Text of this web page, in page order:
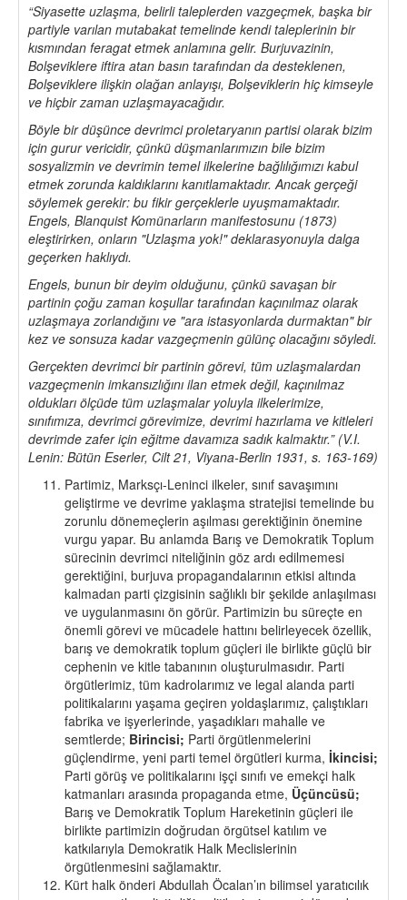
“Siyasette uzlaşma, belirli taleplerden vazgeçmek, başka bir
partiyle varılan mutabakat temelinde kendi taleplerinin bir
kısmından feragat etmek anlamına gelir. Burjuvazinin,
Bolşeviklere iftira atan basın tarafından da desteklenen,
Bolşeviklere ilişkin olağan anlayışı, Bolşeviklerin hiç kimseyle
ve hiçbir zaman uzlaşmayacağıdır.
Böyle bir düşünce devrimci proletaryanın partisi olarak bizim
için gurur vericidir, çünkü düşmanlarımızın bile bizim
sosyalizmin ve devrimin temel ilkelerine bağlılığımızı kabul
etmek zorunda kaldıklarını kanıtlamaktadır. Ancak gerçeği
söylemek gerekir: bu fikir gerçeklerle uyuşmamaktadır.
Engels, Blanquist Komünarların manifestosunu (1873)
eleştirirken, onların "Uzlaşma yok!" deklarasyonuyla dalga
geçerken haklıydı.
Engels, bunun bir deyim olduğunu, çünkü savaşan bir
partinin çoğu zaman koşullar tarafından kaçınılmaz olarak
uzlaşmaya zorlandığını ve "ara istasyonlarda durmaktan" bir
kez ve sonsuza kadar vazgeçmenin gülünç olacağını söyledi.
Gerçekten devrimci bir partinin görevi, tüm uzlaşmalardan
vazgeçmenin imkansızlığını ilan etmek değil, kaçınılmaz
oldukları ölçüde tüm uzlaşmalar yoluyla ilkelerimize,
sınıfımıza, devrimci görevimize, devrimi hazırlama ve kitleleri
devrimde zafer için eğitme davamıza sadık kalmaktır.” (V.I.
Lenin: Bütün Eserler, Cilt 21, Viyana-Berlin 1931, s. 163-169)
Partimiz, Marksçı-Leninci ilkeler, sınıf savaşımını
geliştirme ve devrime yaklaşma stratejisi temelinde bu
zorunlu dönemeçlerin aşılması gerektiğinin önemine
vurgu yapar. Bu anlamda Barış ve Demokratik Toplum
sürecinin devrimci niteliğinin göz ardı edilmemesi
gerektiğini, burjuva propagandalarının etkisi altında
kalmadan parti çizgisinin sağlıklı bir şekilde anlaşılması
ve uygulanmasını ön görür. Partimizin bu süreçte en
önemli görevi ve mücadele hattını belirleyecek özellik,
barış ve demokratik toplum güçleri ile birlikte güçlü bir
cephenin ve kitle tabanının oluşturulmasıdır. Parti
örgütlerimiz, tüm kadrolarımız ve legal alanda parti
politikalarını yaşama geçiren yoldaşlarımız, çalıştıkları
fabrika ve işyerlerinde, yaşadıkları mahalle ve
semtlerde; Birincisi; Parti örgütlenmelerini
güçlendirme, yeni parti temel örgütleri kurma, İkincisi;
Parti görüş ve politikalarını işçi sınıfı ve emekçi halk
katmanları arasında propaganda etme, Üçüncüsü;
Barış ve Demokratik Toplum Hareketinin güçleri ile
birlikte partimizin doğrudan örgütsel katılım ve
katkılarıyla Demokratik Halk Meclislerinin
örgütlenmesini sağlamaktır.
Kürt halk önderi Abdullah Öcalan’ın bilimsel yaratıcılık